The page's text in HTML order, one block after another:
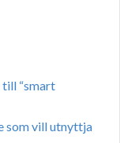
till “smart
som vill utnyttja